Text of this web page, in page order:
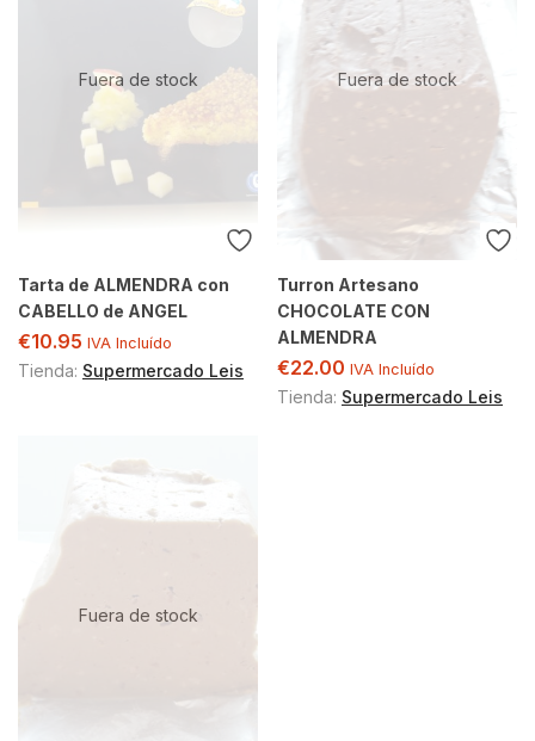
Fuera de stock
Tarta de ALMENDRA con
CABELLO de ANGEL
€10.95 IVA Incluído
Tienda: Supermercado Leis
Fuera de stock
Turron Artesano
CHOCOLATE CON
ALMENDRA
€22.00 IVA Incluído
Tienda: Supermercado Leis
Fuera de stock